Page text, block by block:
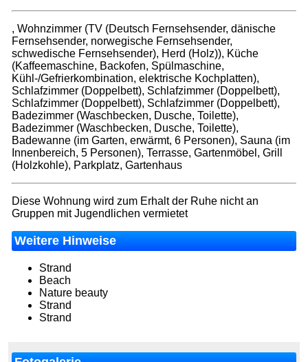
, Wohnzimmer (TV (Deutsch Fernsehsender, dänische
Fernsehsender, norwegische Fernsehsender,
schwedische Fernsehsender), Herd (Holz)), Küche
(Kaffeemaschine, Backofen, Spülmaschine,
Kühl-/Gefrierkombination, elektrische Kochplatten),
Schlafzimmer (Doppelbett), Schlafzimmer (Doppelbett),
Schlafzimmer (Doppelbett), Schlafzimmer (Doppelbett),
Badezimmer (Waschbecken, Dusche, Toilette),
Badezimmer (Waschbecken, Dusche, Toilette),
Badewanne (im Garten, erwärmt, 6 Personen), Sauna (im
Innenbereich, 5 Personen), Terrasse, Gartenmöbel, Grill
(Holzkohle), Parkplatz, Gartenhaus
Diese Wohnung wird zum Erhalt der Ruhe nicht an
Gruppen mit Jugendlichen vermietet
Weitere Hinweise
Strand
Beach
Nature beauty
Strand
Strand